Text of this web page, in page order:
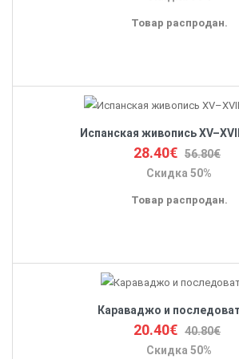
Товар распродан.
Испанская живопись
28.40€ 56.80€
Скидка 50%
Товар распродан.
Караваджо и
20.40€ 40.80€
Скидка 50%